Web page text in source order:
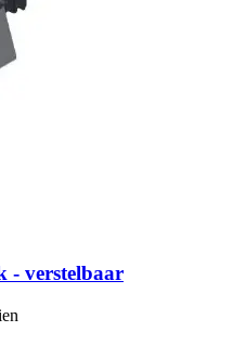
- verstelbaar